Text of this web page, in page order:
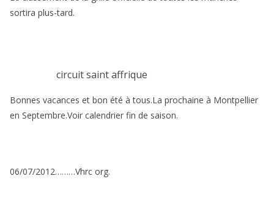
sortira plus-tard.
circuit saint affrique
Bonnes vacances et bon été à tous.La prochaine à Montpellier
en Septembre.Voir calendrier fin de saison.
06/07/2012………Vhrc org.